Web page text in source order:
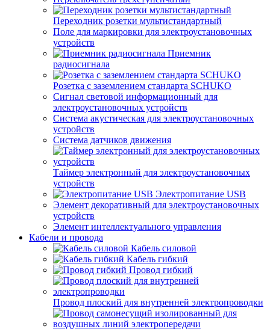
Переходник розетки мультистандартный
Поле для маркировки для электроустановочных
устройств
Приемник
радиосигнала
Розетка с заземлением стандарта SCHUKO
Сигнал световой информационный для
электроустановочных устройств
Система акустическая для электроустановочных
устройств
Система датчиков движения
Таймер электронный для электроустановочных
устройств
Электропитание USB
Элемент декоративный для электроустановочных
устройств
Элемент интеллектуального управления
Кабели и провода
Кабель силовой
Кабель гибкий
Провод гибкий
Провод плоский для внутренней электропроводки